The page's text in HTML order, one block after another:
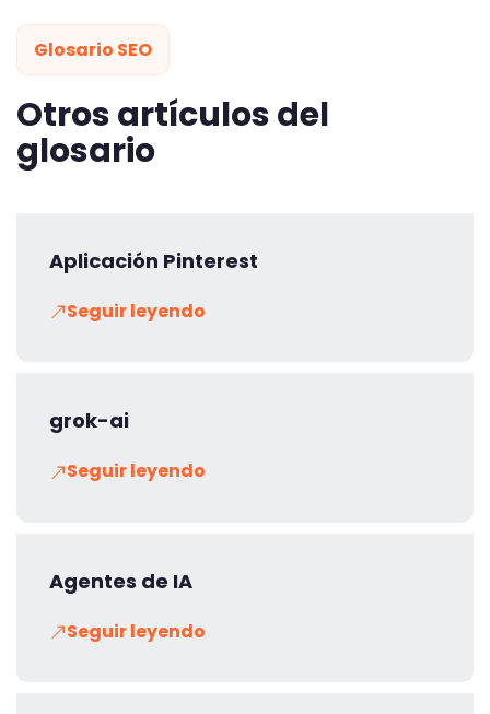
Glosario SEO
Otros artículos del
glosario
Aplicación Pinterest
Seguir leyendo
grok-ai
Seguir leyendo
Agentes de IA
Seguir leyendo